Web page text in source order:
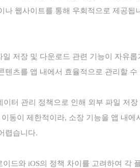
나 웹사이트를 통해 우회적으로 제공됩니
저장 및 다운로드 관련 기능이 자유롭
텐츠를 앱 내에서 효율적으로 관리할 수
이터 관리 정책으로 인해 외부 파일 저장
동이 제한적이라, 소장 기능을 앱 내에
렵습니다.
이드와 iOS의 정책 차이를 고려하여 각